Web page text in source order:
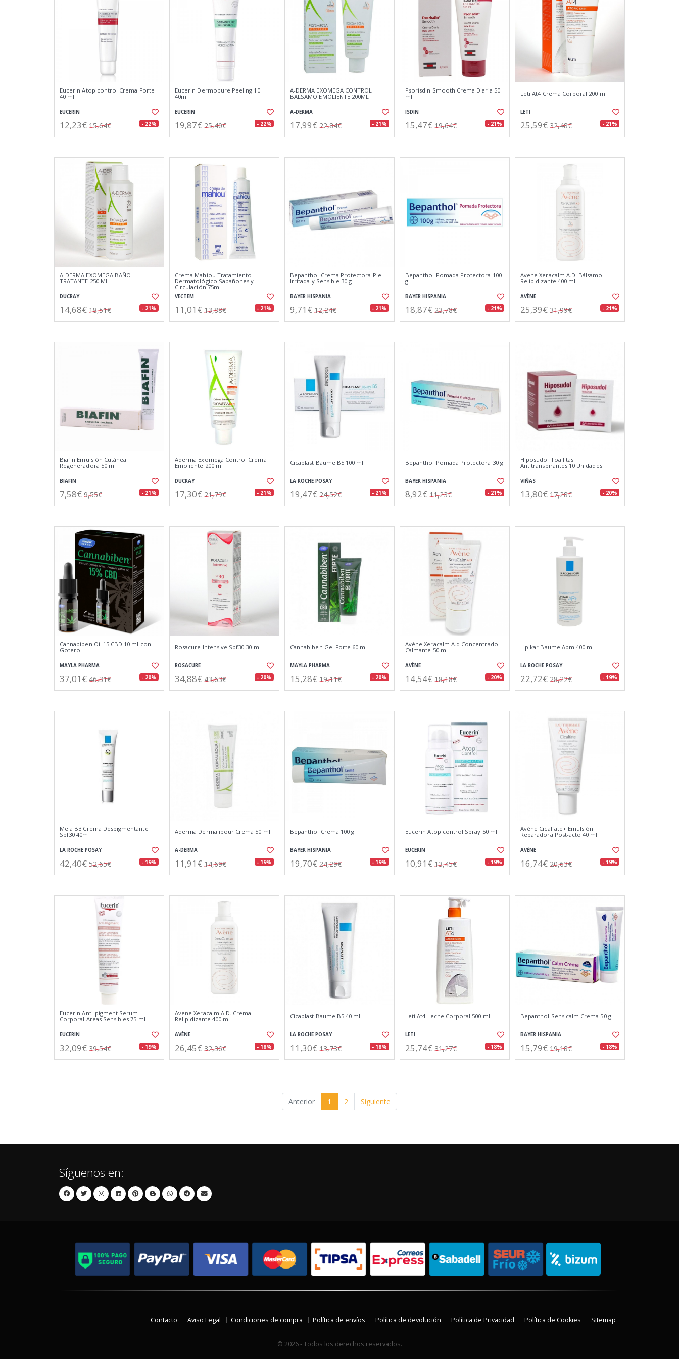
Eucerin Atopicontrol Crema Forte
40 ml
EUCERIN
12,23€ 15,64€ - 22%
Eucerin Dermopure Peeling 10
40ml
EUCERIN
19,87€ 25,40€ - 22%
A-DERMA EXOMEGA CONTROL
BALSAMO EMOLIENTE 200ML
A-DERMA
17,99€ 22,84€ - 21%
Psorisdin Smooth Crema Diaria 50
ml
ISDIN
15,47€ 19,64€ - 21%
Leti At4 Crema Corporal 200 ml
LETI
25,59€ 32,48€ - 21%
A-DERMA EXOMEGA BAÑO
TRATANTE 250 ML
DUCRAY
14,68€ 18,51€ - 21%
Crema Mahiou Tratamiento
Dermatológico Sabañones y
Circulación 75ml
VECTEM
11,01€ 13,88€ - 21%
Bepanthol Crema Protectora Piel
Irritada y Sensible 30 g
BAYER HISPANIA
9,71€ 12,24€ - 21%
Bepanthol Pomada Protectora 100
g
BAYER HISPANIA
18,87€ 23,78€ - 21%
Avene Xeracalm A.D. Bálsamo
Relipidizante 400 ml
AVÈNE
25,39€ 31,99€ - 21%
Biafin Emulsión Cutánea
Regeneradora 50 ml
BIAFIN
7,58€ 9,55€ - 21%
Aderma Exomega Control Crema
Emoliente 200 ml
DUCRAY
17,30€ 21,79€ - 21%
Cicaplast Baume B5 100 ml
LA ROCHE POSAY
19,47€ 24,52€ - 21%
Bepanthol Pomada Protectora 30 g
BAYER HISPANIA
8,92€ 11,23€ - 21%
Hiposudol Toallitas
Antitranspirantes 10 Unidades
VIÑAS
13,80€ 17,28€ - 20%
Cannabiben Oil 15 CBD 10 ml con
Gotero
MAYLA PHARMA
37,01€ 46,31€ - 20%
Rosacure Intensive Spf30 30 ml
ROSACURE
34,88€ 43,63€ - 20%
Cannabiben Gel Forte 60 ml
MAYLA PHARMA
15,28€ 19,11€ - 20%
Avène Xeracalm A.d Concentrado
Calmante 50 ml
AVÈNE
14,54€ 18,18€ - 20%
Lipikar Baume Apm 400 ml
LA ROCHE POSAY
22,72€ 28,22€ - 19%
Mela B3 Crema Despigmentante
Spf30 40ml
LA ROCHE POSAY
42,40€ 52,65€ - 19%
Aderma Dermalibour Crema 50 ml
A-DERMA
11,91€ 14,69€ - 19%
Bepanthol Crema 100 g
BAYER HISPANIA
19,70€ 24,29€ - 19%
Eucerin Atopicontrol Spray 50 ml
EUCERIN
10,91€ 13,45€ - 19%
Avène Cicalfate+ Emulsión
Reparadora Post-acto 40 ml
AVÈNE
16,74€ 20,63€ - 19%
Eucerin Anti-pigment Serum
Corporal Areas Sensibles 75 ml
EUCERIN
32,09€ 39,54€ - 19%
Avene Xeracalm A.D. Crema
Relipidizante 400 ml
AVÈNE
26,45€ 32,36€ - 18%
Cicaplast Baume B5 40 ml
LA ROCHE POSAY
11,30€ 13,73€ - 18%
Leti At4 Leche Corporal 500 ml
LETI
25,74€ 31,27€ - 18%
Bepanthol Sensicalm Crema 50 g
BAYER HISPANIA
15,79€ 19,18€ - 18%
Anterior 1 2 Siguiente
Síguenos en:
Contacto Aviso Legal Condiciones de compra Política de envíos Política de devolución Política de Privacidad Política de Cookies Sitemap
© 2026 - Todos los derechos reservados.